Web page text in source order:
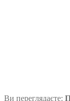
Ви переглядаєте: